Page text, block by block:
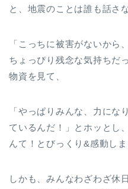
と、地震のことは誰も話さ
「こっちに被害がないから
ちょっぴり残念な気持ちだ
物資を見て、
「やっぱりみんな、力にな
ているんだ！」とホッとし
んて！とびっくり&感動しま
しかも、みんなわざわざ休